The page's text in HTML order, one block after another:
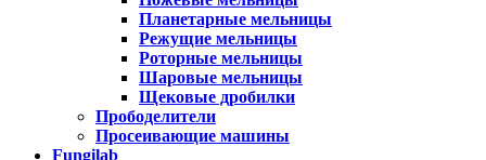
Планетарные мельницы
Режущие мельницы
Роторные мельницы
Шаровые мельницы
Щековые дробилки
Прободелители
Просеивающие машины
Fungilab